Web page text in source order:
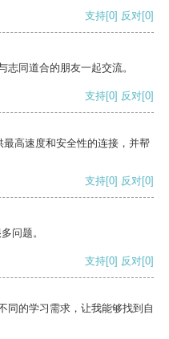
支持[0] 反对[0]
同道合的朋友一起交流。
支持[0] 反对[0]
高速度和安全性的连接，并帮
支持[0] 反对[0]
问题。
支持[0] 反对[0]
同的学习需求，让我能够找到自